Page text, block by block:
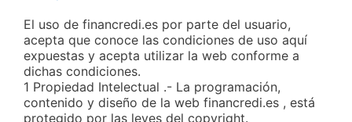
El uso de financredi.es por parte del usuario,
acepta que conoce las condiciones de uso aquí
expuestas y acepta utilizar la web conforme a
dichas condiciones.
1 Propiedad Intelectual .- La programación,
contenido y diseño de la web financredi.es , está
protegido por las leyes del copyright.